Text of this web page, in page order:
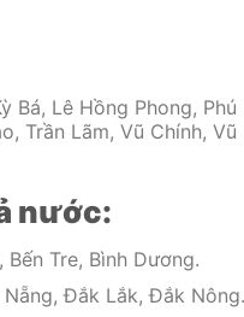
Bá, Lê Hồng Phong, Phú
Trần Lãm, Vũ Chính, Vũ
nước:
Bến Tre, Bình Dương.
Nẵng, Đắk Lắk, Đắk Nông.